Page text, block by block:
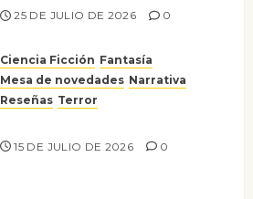
25 DE JULIO DE 2026 0
Ciencia Ficción Fantasía
Mesa de novedades Narrativa
Reseñas Terror
15 DE JULIO DE 2026 0